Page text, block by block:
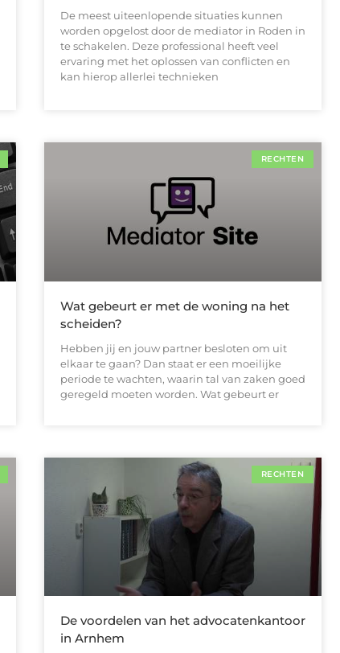
De meest uiteenlopende situaties kunnen
worden opgelost door de mediator in Roden in
te schakelen. Deze professional heeft veel
ervaring met het oplossen van conflicten en
kan hierop allerlei technieken
RECHTEN
Wat gebeurt er met de woning na het
scheiden?
Hebben jij en jouw partner besloten om uit
elkaar te gaan? Dan staat er een moeilijke
periode te wachten, waarin tal van zaken goed
geregeld moeten worden. Wat gebeurt er
RECHTEN
De voordelen van het advocatenkantoor
in Arnhem